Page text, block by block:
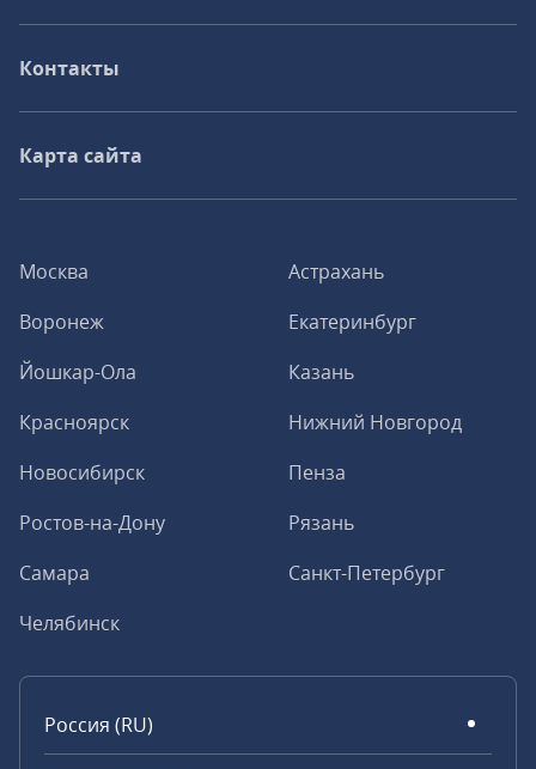
Москва
Астрахань
Воронеж
Екатеринбург
Йошкар-Ола
Казань
Красноярск
Нижний Новгород
Новосибирск
Пенза
Ростов-на-Дону
Рязань
Самара
Санкт-Петербург
Челябинск
Россия (RU)
Контакты
Карта сайта